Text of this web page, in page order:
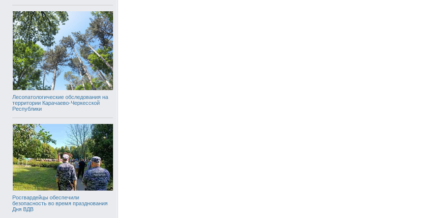
Лесопатологические обследования на
территории Карачаево-Черкесской
Республики
Росгвардейцы обеспечили
безопасность во время празднования
Дня ВДВ